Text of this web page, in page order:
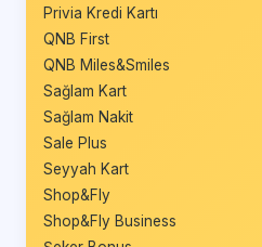
Privia Kredi Kartı
QNB First
QNB Miles&Smiles
Sağlam Kart
Sağlam Nakit
Sale Plus
Seyyah Kart
Shop&Fly
Shop&Fly Business